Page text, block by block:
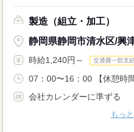
製造（組立・加工）
静岡県静岡市清水区/興
時給1,240円～ 交通費一部支
07：00〜16：00 【休憩時
会社カレンダーに準ずる
もっ